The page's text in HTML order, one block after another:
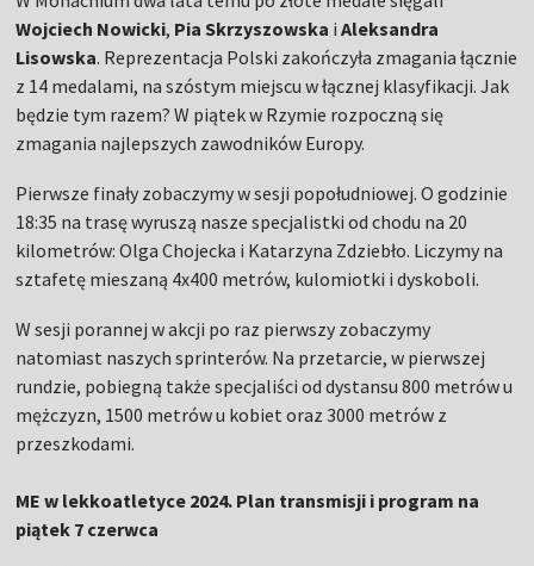
Wojciech Nowicki, Pia Skrzyszowska iAleksandra
Lisowska. Reprezentacja Polski zakończyła zmagania łącznie
z 14 medalami, na szóstym miejscu w łącznej klasyfikacji. Jak
będzie tym razem? W piątek w Rzymie rozpoczną się
zmagania najlepszych zawodników Europy.
Pierwsze finały zobaczymy w sesji popołudniowej. O godzinie
18:35 na trasę wyruszą nasze specjalistki od chodu na 20
kilometrów: Olga Chojecka i Katarzyna Zdziebło. Liczymy na
sztafetę mieszaną 4x400 metrów, kulomiotki i dyskoboli.
W sesji porannej w akcji po raz pierwszy zobaczymy
natomiast naszych sprinterów. Na przetarcie, w pierwszej
rundzie, pobiegną także specjaliści od dystansu 800 metrów u
mężczyzn, 1500 metrów u kobiet oraz 3000 metrów z
przeszkodami.
ME w lekkoatletyce 2024. Plan transmisji i program na
piątek 7 czerwca